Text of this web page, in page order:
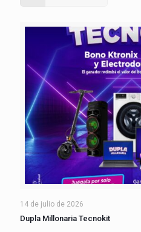
14 de julio de 2026
Dupla Millonaria Tecnokit